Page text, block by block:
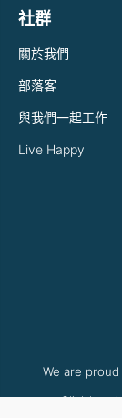
社群
關於我們
部落客
與我們一起工作
Live Happy
We are
Click here